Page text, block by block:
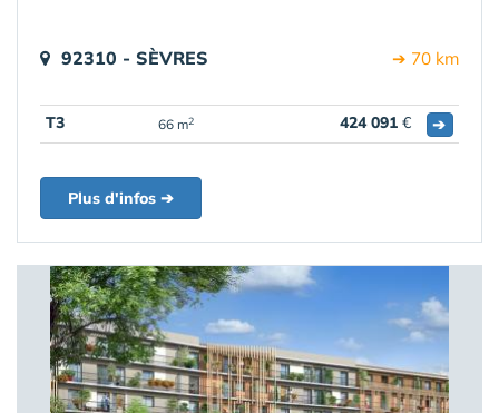
92310 - SÈVRES ➔ 70 km
T3 66 m2 424 091 € ➔
Plus d'infos ➔